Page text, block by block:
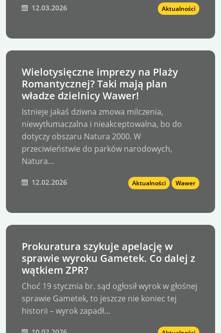
12.03.2026 Aktualności
Wielotysięczne imprezy na Plaży
Romantycznej? Taki mają plan
władze dzielnicy Wawer!
Istnieje jakaś dziwna zmowa milczenia,
niewytłumaczalna i nieakceptowalna, bo do
dotyczy obszaru Natura 2000. W
przeciwieństwie do parków narodowych,
Natura…
12.02.2026 Aktualności Wawer
Prokuratura szykuje apelację w
sprawie wyroku Gametek. Co dalej z
wątkiem ZPR?
Choć 19 stycznia br. sąd ogłosił wyrok w głośnej
sprawie Gametek, to jeszcze nie koniec tej
historii – wyrok zapadł…